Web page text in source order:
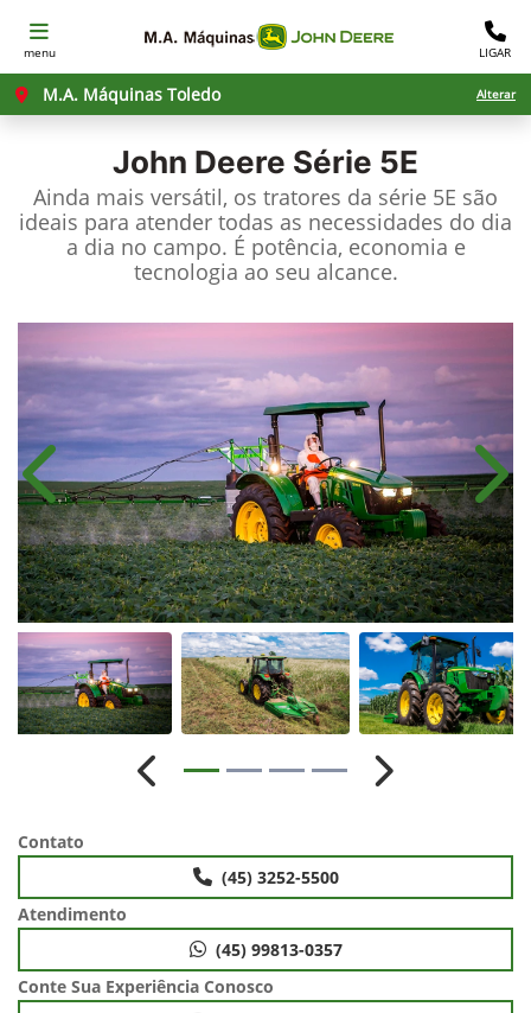
menu LIGAR
M.A. Máquinas Toledo Alterar
John Deere Série 5E
Ainda mais versátil, os tratores da série 5E são
ideais para atender todas as necessidades do dia
a dia no campo. É potência, economia e
tecnologia ao seu alcance.
Anterior
Anterior Próximo
Contato
(45) 3252-5500
Atendimento
(45) 99813-0357
Conte Sua Experiência Conosco